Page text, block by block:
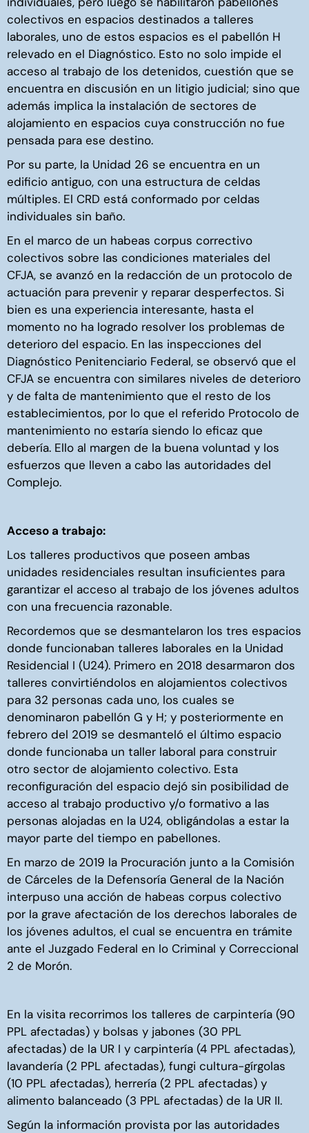
colectivos en espacios destinados a talleres
laborales, uno de estos espacios es el pabellón H
relevado en el Diagnóstico. Esto no solo impide el
acceso al trabajo de los detenidos, cuestión que se
encuentra en discusión en un litigio judicial; sino que
además implica la instalación de sectores de
alojamiento en espacios cuya construcción no fue
pensada para ese destino.
Por su parte, la Unidad 26 se encuentra en un
edificio antiguo, con una estructura de celdas
múltiples. El CRD está conformado por celdas
individuales sin baño.
En el marco de un habeas corpus correctivo
colectivos sobre las condiciones materiales del
CFJA, se avanzó en la redacción de un protocolo de
actuación para prevenir y reparar desperfectos. Si
bien es una experiencia interesante, hasta el
momento no ha logrado resolver los problemas de
deterioro del espacio. En las inspecciones del
Diagnóstico Penitenciario Federal, se observó que el
CFJA se encuentra con similares niveles de deterioro
y de falta de mantenimiento que el resto de los
establecimientos, por lo que el referido Protocolo de
mantenimiento no estaría siendo lo eficaz que
debería. Ello al margen de la buena voluntad y los
esfuerzos que lleven a cabo las autoridades del
Complejo.
Acceso a trabajo:
Los talleres productivos que poseen ambas
unidades residenciales resultan insuficientes para
garantizar el acceso al trabajo de los jóvenes adultos
con una frecuencia razonable.
Recordemos que se desmantelaron los tres espacios
donde funcionaban talleres laborales en la Unidad
Residencial I (U24). Primero en 2018 desarmaron dos
talleres convirtiéndolos en alojamientos colectivos
para 32 personas cada uno, los cuales se
denominaron pabellón G y H; y posteriormente en
febrero del 2019 se desmanteló el último espacio
donde funcionaba un taller laboral para construir
otro sector de alojamiento colectivo. Esta
reconfiguración del espacio dejó sin posibilidad de
acceso al trabajo productivo y/o formativo a las
personas alojadas en la U24, obligándolas a estar la
mayor parte del tiempo en pabellones.
En marzo de 2019 la Procuración junto a la Comisión
de Cárceles de la Defensoría General de la Nación
interpuso una acción de habeas corpus colectivo
por la grave afectación de los derechos laborales de
los jóvenes adultos, el cual se encuentra en trámite
ante el Juzgado Federal en lo Criminal y Correccional
2 de Morón.
En la visita recorrimos los talleres de carpintería (90
PPL afectadas) y bolsas y jabones (30 PPL
afectadas) de la UR I y carpintería (4 PPL afectadas),
lavandería (2 PPL afectadas), fungi cultura-gírgolas
(10 PPL afectadas), herrería (2 PPL afectadas) y
alimento balanceado (3 PPL afectadas) de la UR II.
Según la información provista por las autoridades